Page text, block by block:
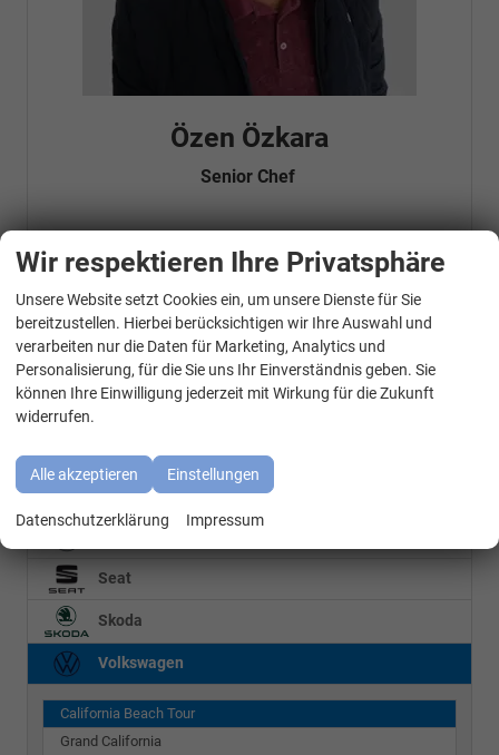
Özen Özkara
Senior Chef
Telefonnummer: 07181 - 47695 15
info@autohausrems.de
Fahrzeugnr.
Geparkte Fahrzeuge (0)
BMW
Cupra
Seat
Skoda
Volkswagen
California Beach Tour
Grand California
Wir respektieren Ihre Privatsphäre
Unsere Website setzt Cookies ein, um unsere Dienste für Sie
bereitzustellen. Hierbei berücksichtigen wir Ihre Auswahl und
verarbeiten nur die Daten für Marketing, Analytics und
Personalisierung, für die Sie uns Ihr Einverständnis geben. Sie
können Ihre Einwilligung jederzeit mit Wirkung für die Zukunft
widerrufen.
Alle akzeptieren Einstellungen
Datenschutzerklärung Impressum